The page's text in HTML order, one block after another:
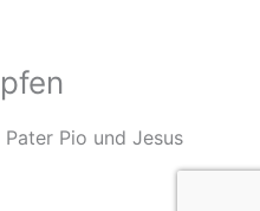
Pio und Jesus